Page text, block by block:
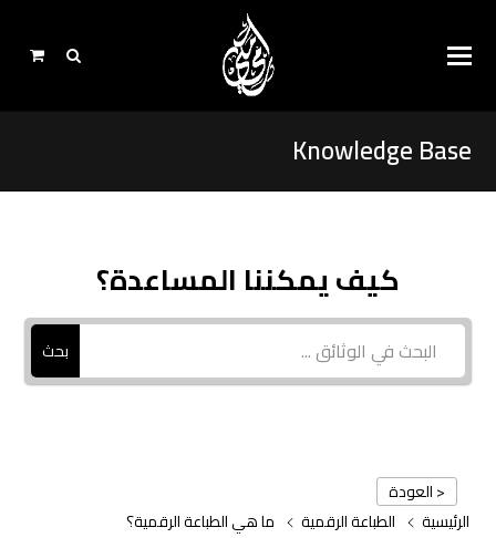
Knowledge Base
كيف يمكننا المساعدة؟
بحث
< العودة
الرئيسية
الطباعة الرقمية ما هي الطباعة الرقمية؟